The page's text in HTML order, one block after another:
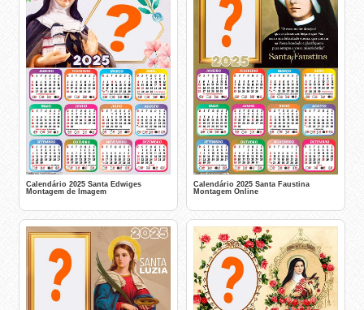
Calendário 2025 Santa Edwiges
Montagem de Imagem
Calendário 2025 Santa Faustina
Montagem Online